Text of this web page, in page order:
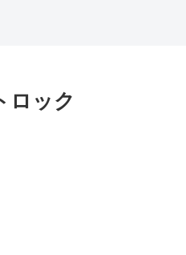
ック